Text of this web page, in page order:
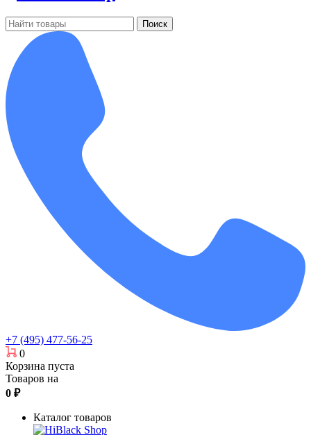
Поиск
+7 (495) 477-56-25
0
Корзина пуста
Товаров на
0 ₽
Каталог товаров